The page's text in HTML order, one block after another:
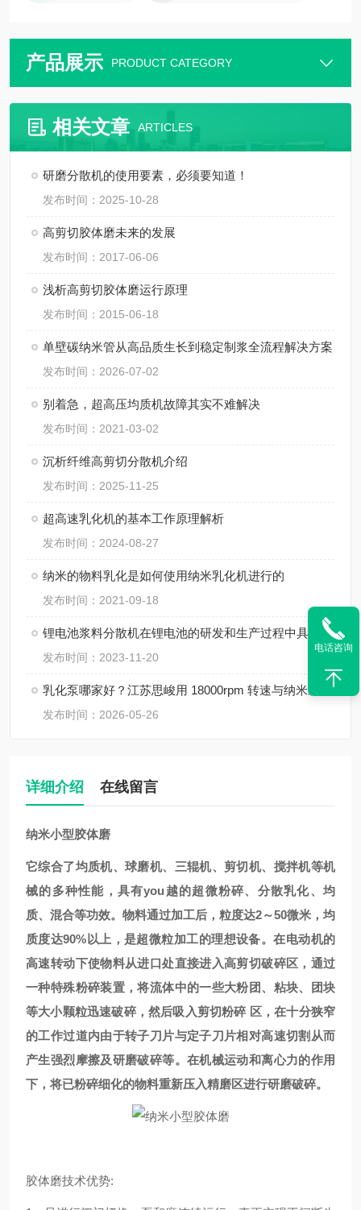
产品展示 PRODUCT CATEGORY
相关文章 ARTICLES
研磨分散机的使用要素，必须要知道！
发布时间：2025-10-28
高剪切胶体磨未来的发展
发布时间：2017-06-06
浅析高剪切胶体磨运行原理
发布时间：2015-06-18
单壁碳纳米管从高品质生长到稳定制浆全流程解决方案
发布时间：2026-07-02
别着急，超高压均质机故障其实不难解决
发布时间：2021-03-02
沉析纤维高剪切分散机介绍
发布时间：2025-11-25
超高速乳化机的基本工作原理解析
发布时间：2024-08-27
纳米的物料乳化是如何使用纳米乳化机进行的
发布时间：2021-09-18
锂电池浆料分散机在锂电池的研发和生产过程中具有非常重要的作用
发布时间：2023-11-20
发布时间：2026-05-26
详细介绍 在线留言
纳米小型胶体磨
它综合了均质机、球磨机、三辊机、剪切机、搅拌机等机
械的多种性能，具有you 越的超微粉碎、分散乳化、均
质、混合等功效。物料通过加工后，粒度达2～50微米，均
质度达90%以上，是超微粒加工的理想设备。在电动机的
高速转动下使物料从进口处直接进入高剪切破碎区，通过
一种特殊粉碎装置，将流体中的一些大粉团、粘块、团块
等大小颗粒迅速破碎，然后吸入剪切粉碎 区，在十分狭窄
的工作过道内由于转子刀片与定子刀片相对高速切割从而
产生强烈摩擦及研磨破碎等。在机械运动和离心力的作用
下，将已粉碎细化的物料重新压入精磨区进行研磨破碎。
胶体磨技术优势:
电话咨询